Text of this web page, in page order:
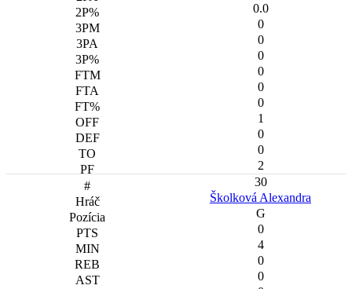
0.0
0
0
0
0
0
0
1
0
0
2
30
Školková Alexandra
G
0
4
0
0